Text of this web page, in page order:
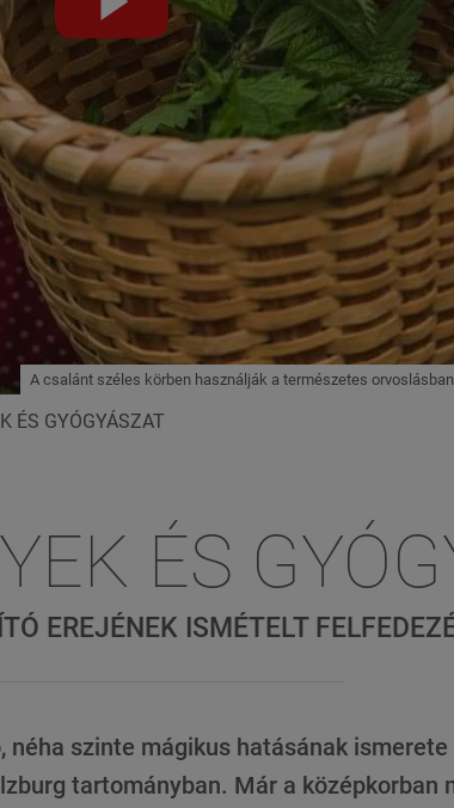
abspielen
A csalánt széles körben használják a természetes
ÉS GYÓGYÁSZAT
ÉS
EREJÉNEK ISMÉTELT
néha szinte mágikus hatásának ismerete
tartományban. Már a középkorban